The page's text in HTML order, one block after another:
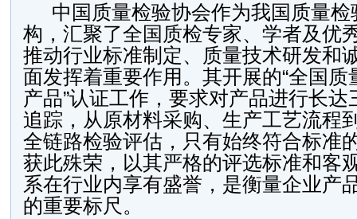
中国质量检验协会作为我国质量
构，汇聚了全国质检专家、学者及优
推动行业标准制定、质量技术研发和
面发挥着重要作用。其开展的“全国质
产品”认证工作，要求对产品进行长达
追踪，从原材料采购、生产工艺流程
全链路检验评估，只有始终符合标准
获此殊荣，以其严格的评选标准和客
系在行业内享有盛誉，是衡量企业产
的重要标尺。